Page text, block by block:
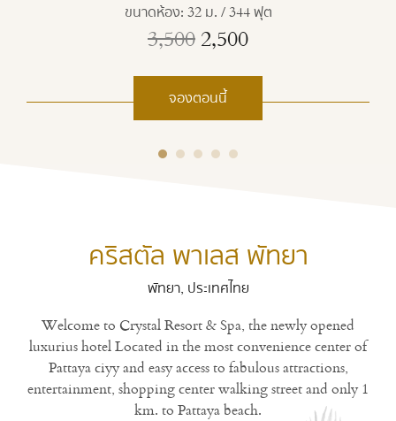
ขนาดห้อง: 32 ม. / 344 ฟุต
3,5002,500
จองตอนนี้
คริสตัล พาเลส พัทยา
พัทยา, ประเทศไทย
Welcome to Crystal Resort & Spa, the newly opened
luxurius hotel Located in the most convenience center of
Pattaya ciyy and easy access to fabulous attractions,
entertainment, shopping center walking street and only 1
km. to Pattaya beach.